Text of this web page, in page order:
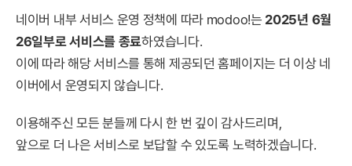
네이버 내부 서비스 운영 정책에 따라 modoo!는 2025년 6월
26일부로 서비스를 종료하였습니다.
이에 따라 해당 서비스를 통해 제공되던 홈페이지는 더 이상 네
이버에서 운영되지 않습니다.
이용해주신 모든 분들께 다시 한 번 깊이 감사드리며,
앞으로 더 나은 서비스로 보답할 수 있도록 노력하겠습니다.